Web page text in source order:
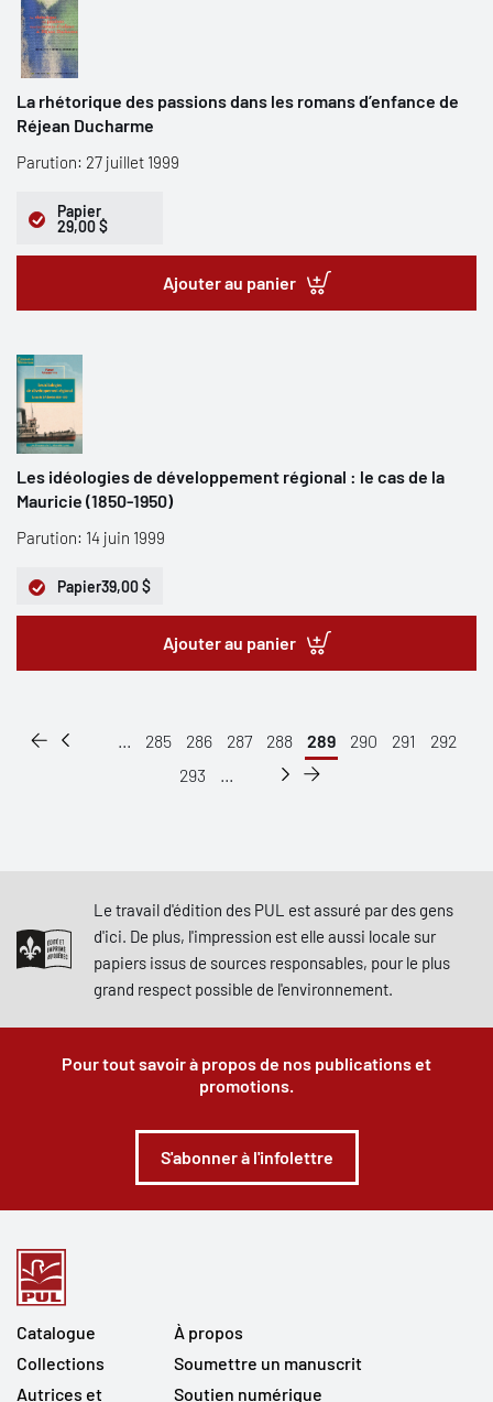
La rhétorique des passions dans les romans d’enfance de
Réjean Ducharme
Parution: 27 juillet 1999
Papier
29,00 $
Ajouter au panier
Les idéologies de développement régional : le cas de la
Mauricie (1850-1950)
Parution: 14 juin 1999
Papier39,00 $
Ajouter au panier
... 285 286 287 288 289 290 291
292
293
...
Le travail d'édition des PUL est assuré par des gens
d'ici. De plus, l'impression est elle aussi locale sur
papiers issus de sources responsables, pour le plus
grand respect possible de l'environnement.
Pour tout savoir à propos de nos publications et
promotions.
S'abonner à l'infolettre
Catalogue
Collections
Autrices et
À propos
Soumettre un manuscrit
Soutien numérique